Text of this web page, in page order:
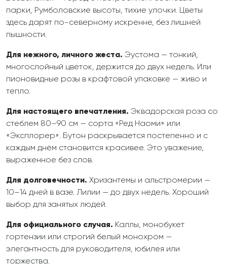
парки, Румболовские высоты, тихие улочки. Цветы
здесь дарят по-северному искренне, без лишней
пышности.
Для нежного, личного жеста. Эустома — тонкий,
многослойный цветок, держится до двух недель. Или
пионовидные розы в крафтовой упаковке — живо и
тепло.
Для настоящего впечатления. Эквадорская роза со
стеблем 80–90 см — сорта «Ред Наоми» или
«Эксплорер». Бутон раскрывается постепенно и с
каждым днём становится красивее. Это уважение,
выраженное без слов.
Для долговечности. Хризантемы и альстромерии —
10–14 дней в вазе. Лилии — до двух недель. Хороший
выбор для занятых людей.
Для официального случая. Каллы, монобукет
гортензии или строгий белый монохром —
элегантность для руководителя, юбилея или
торжества.